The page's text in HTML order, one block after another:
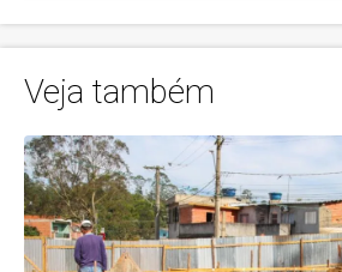
Veja também